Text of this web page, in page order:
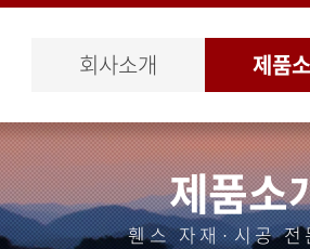
회사소개 제품
제품소
휀스 자재·시공 전